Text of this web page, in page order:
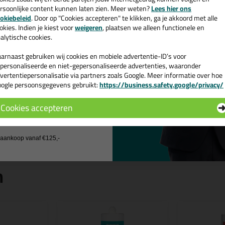
je kit in een specifieke kleur? Gevonden! Deze sanitairkit Soudal
toepassingen. Een duurzame en veelzijdige kit welke
met gegarandeerd een topresultaat. Bestel de Soudal Silirub 2S
je meer weten over de toepassing en kenmerken van dit product?
& tricks voor Soudal Silirub 2S 300ml
volgende blogs wordt dit product gebruikt:
Bad kitten, zo doe je dat!
content kunnen laten zien. Meer weten?Lees hier ons
. Door op "Cookies accepteren" te klikken, ga je akkoord met alle
Indien je kiest voorweigeren, plaatsen we alleen functionele en
cookies.
gebruiken wij cookies en mobiele advertentie-ID’s voor
en niet-gepersonaliseerde advertenties, waaronder
via partners zoals Google. Meer informatie over hoe
persoonsgegevens gebruikt:https://business.safety.google/privacy/
Cookies accepteren
en ontvang een
€35,-bij je eerste bestelling!
de actiecode ›
geen cadeau
vanaf €125,-